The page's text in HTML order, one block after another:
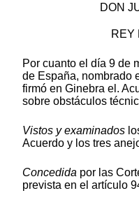
DON
REY
Por cuanto el día 9 de
de España, nombrado
firmó en Ginebra el.
sobre obstáculos
Vistos y examinados
Acuerdo y los tres
Concedida por las
prevista en el artículo